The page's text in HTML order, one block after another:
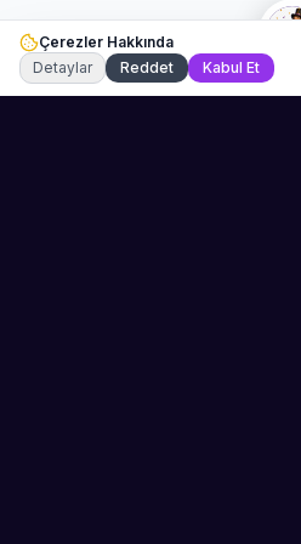
Çerezler Hakkında
Detaylar
Reddet Kabul Et